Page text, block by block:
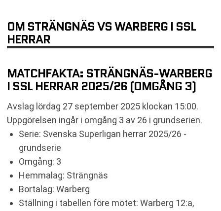
VAD STÅR PÅ SPEL I OMGÅNG 3
TILLGÄNGLIGHET OCH LÄSBARHET
VANLIGA FRÅGOR OM STRÄNGNÄS VS WARBERG
KOMMANDE MATCHER WARBERG
RELATERADE NYHETER
OM STRÄNGNÄS VS WARBERG I SSL
HERRAR
MATCHFAKTA: STRÄNGNÄS-WARBERG
I SSL HERRAR 2025/26 (OMGÅNG 3)
Avslag lördag 27 september 2025 klockan 15:00.
Uppgörelsen ingår i omgång 3 av 26 i grundserien.
Serie: Svenska Superligan herrar 2025/26 -
grundserie
Omgång: 3
Hemmalag: Strängnäs
Bortalag: Warberg
Ställning i tabellen före mötet: Warberg 12:a,